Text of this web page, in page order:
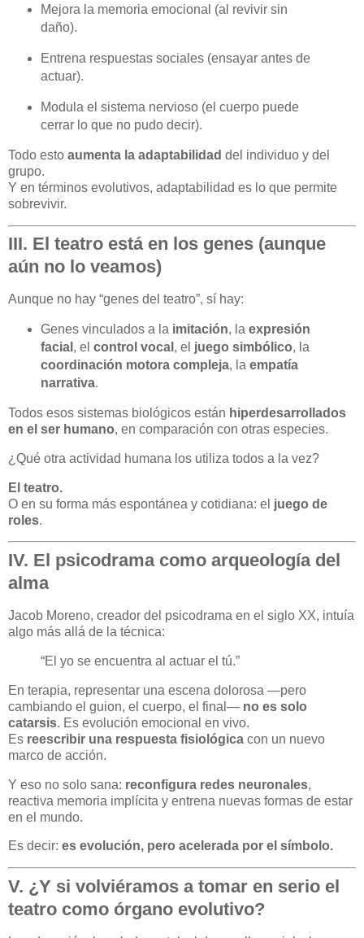
Mejora la memoria emocional (al revivir sin
daño).
Entrena respuestas sociales (ensayar antes de
actuar).
Modula el sistema nervioso (el cuerpo puede
cerrar lo que no pudo decir).
Todo esto aumenta la adaptabilidad del individuo y del
grupo.
Y en términos evolutivos, adaptabilidad es lo que permite
sobrevivir.
III. El teatro está en los genes (aunque
aún no lo veamos)
Aunque no hay “genes del teatro”, sí hay:
Genes vinculados a la imitación, la expresión
facial , el control vocal , el juego simbólico, la
coordinación motora compleja, la empatía
narrativa.
Todos esos sistemas biológicos están hiperdesarrollados
en el ser humano, en comparación con otras especies.
¿Qué otra actividad humana los utiliza todos a la vez?
El teatro.
O en su forma más espontánea y cotidiana: el juego de
roles.
IV. El psicodrama como arqueología del
alma
Jacob Moreno, creador del psicodrama en el siglo XX, intuía
algo más allá de la técnica:
“El yo se encuentra al actuar el tú.”
En terapia, representar una escena dolorosa —pero
cambiando el guion, el cuerpo, el final— no es solo
catarsis. Es evolución emocional en vivo.
Es reescribir una respuesta fisiológica con un nuevo
marco de acción.
Y eso no solo sana: reconfigura redes neuronales,
reactiva memoria implícita y entrena nuevas formas de estar
en el mundo.
Es decir: es evolución, pero acelerada por el símbolo.
V. ¿Y si volviéramos a tomar en serio el
teatro como órgano evolutivo?